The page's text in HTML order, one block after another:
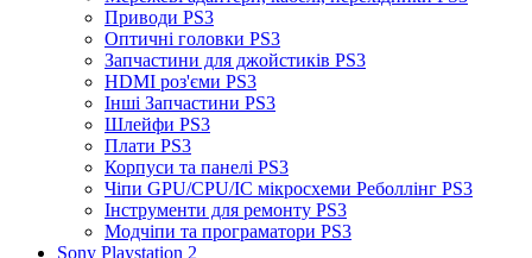
Приводи PS3
Оптичні головки PS3
Запчастини для джойстиків PS3
HDMI роз'єми PS3
Інші Запчастини PS3
Шлейфи PS3
Плати PS3
Корпуси та панелі PS3
Чіпи GPU/CPU/IC мікросхеми Реболлінг PS3
Інструменти для ремонту PS3
Модчіпи та програматори PS3
Sony Playstation 2